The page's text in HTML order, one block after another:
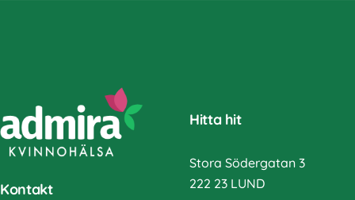
Kontakt
Hitta hit
Stora Södergatan 3
222 23 LUND